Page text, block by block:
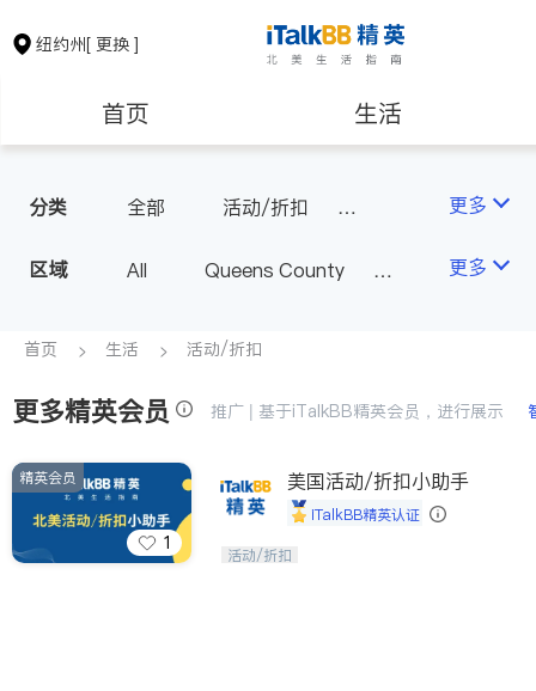
纽约州[ 更换 ]
首页 生活
保险理财 房地产租售
银行贷款
建筑装修 教育
养老 非盈利组织
分类 全部
活动/折扣
美容/美体/SPA
餐饮
更多
区域 All
Queens County
Long Island
Buffalo & Syracuse
Westchester County & Orange
County
Albany
更多
首页 生活 活动/折扣
更多精英会员 推广 | 基于iTalkBB精英会员，进行展示
1
精英会员 美国活动/折扣小助手
iTalkBB精英认证
iTalkBB精英 官方账号。您的美国生活
活动/折扣